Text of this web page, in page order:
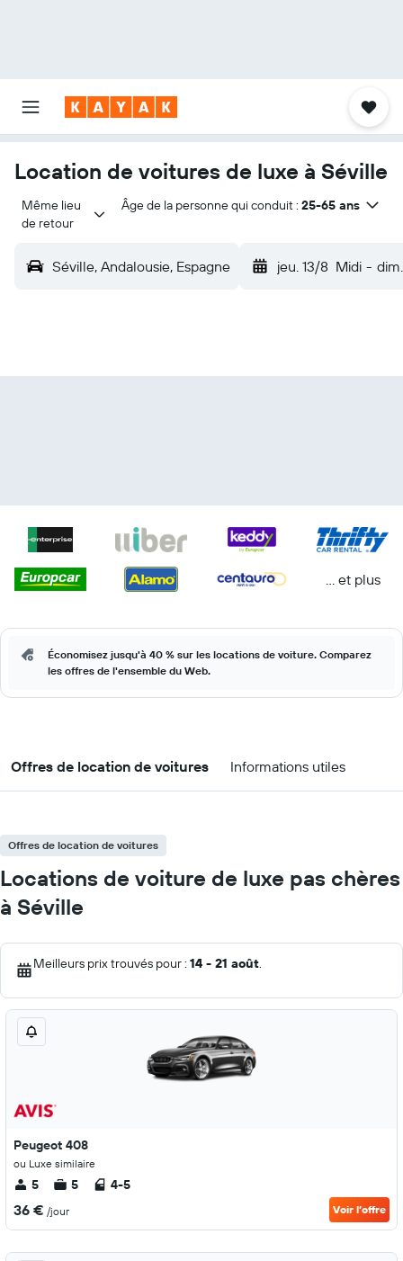
Location de voitures de luxe à Séville
Même lieu
de retour
Âge de la personne qui conduit : 25-65 ans
Séville, Andalousie, Espagne jeu. 13/8 Midi -
… et plus
Économisez jusqu'à 40 % sur les locations de voiture. Comparez
les offres de l'ensemble du Web.
Offres de location de voitures Informations utiles
Offres de location de voitures
Locations de voiture de luxe pas chères
à Séville
Meilleurs prix trouvés pour : 14 - 21 août.
Peugeot 408
ou Luxe similaire
5 5 4-5
36 € /jour Voir l’offre